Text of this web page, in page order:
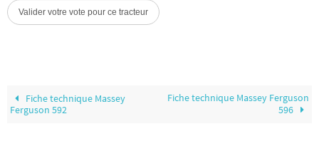
Fiche technique Massey
Ferguson 592
Fiche technique Massey Ferguson
596